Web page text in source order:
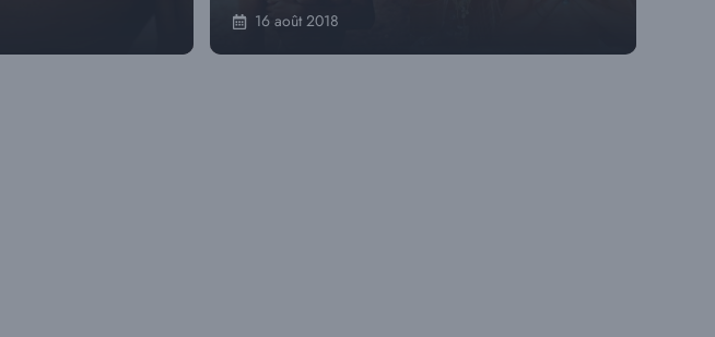
16 août 2018